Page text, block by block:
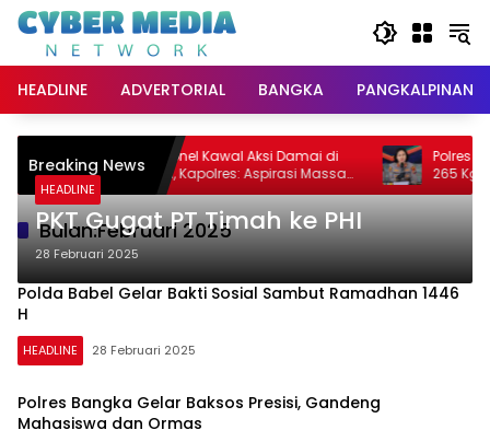
Langsung
konten
HEADLINE
ADVERTORIAL BANGKA PANGKALPINANG
Breaking News
Ratusan Personel Kawal Aksi Damai di
Kantor Bupati, Kapolres: Aspirasi Massa
Diterima
Polres
265 Kg
Bulan:Februari 2025
HEADLINE
PKT Gugat PT Timah ke PHI
28 Februari 2025
Polda Babel Gelar Bakti Sosial Sambut Ramadhan 1446
H
HEADLINE 28 Februari 2025
Polres Bangka Gelar Baksos Presisi, Gandeng
Mahasiswa dan Ormas